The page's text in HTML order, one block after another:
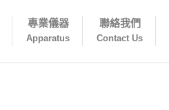
專業儀器
Apparatus
聯絡我們
Contact Us